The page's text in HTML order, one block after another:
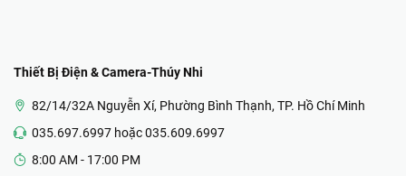
Thiết Bị Điện & Camera-Thúy Nhi
82/14/32A Nguyễn Xí, Phường Bình Thạnh, TP. Hồ Chí Minh
035.697.6997 hoặc 035.609.6997
8:00 AM - 17:00 PM